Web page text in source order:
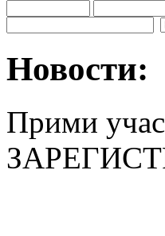
Новости:
Прими